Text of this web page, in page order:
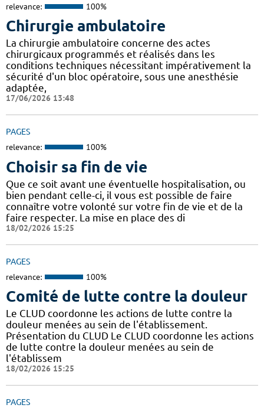
relevance: 100%
Chirurgie ambulatoire
La chirurgie ambulatoire concerne des actes
chirurgicaux programmés et réalisés dans les
conditions techniques nécessitant impérativement la
sécurité d'un bloc opératoire, sous une anesthésie
adaptée,
17/06/2026 13:48
PAGES
relevance: 100%
Choisir sa fin de vie
Que ce soit avant une éventuelle hospitalisation, ou
bien pendant celle-ci, il vous est possible de faire
connaître votre volonté sur votre fin de vie et de la
faire respecter. La mise en place des di
18/02/2026 15:25
PAGES
relevance: 100%
Comité de lutte contre la douleur
Le CLUD coordonne les actions de lutte contre la
douleur menées au sein de l'établissement.
Présentation du CLUD Le CLUD coordonne les actions
de lutte contre la douleur menées au sein de
l'établissem
18/02/2026 15:25
PAGES